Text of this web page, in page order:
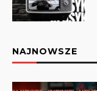
NAJNOWSZE